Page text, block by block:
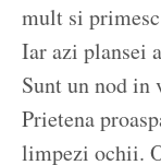
mult si
Iar azi plansei
Sunt un nod in
Prietena
limpezi ochii.